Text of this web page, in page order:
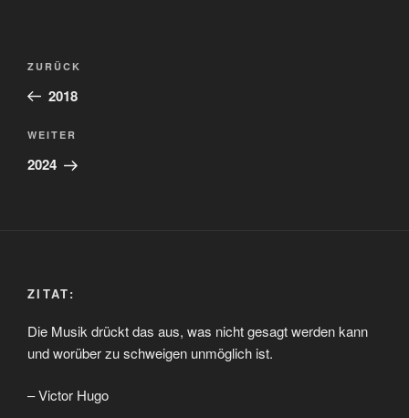
Beitragsnavigation
Vorheriger
Beitrag
ZURÜCK
2018
Nächster
Beitrag
WEITER
2024
ZITAT:
Die Musik drückt das aus, was nicht gesagt werden kann
und worüber zu schweigen unmöglich ist.
– Victor Hugo